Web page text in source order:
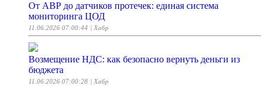
От АВР до датчиков протечек: единая система
мониторинга ЦОД
11.06.2026 07:00:44 | Хабр
Возмещение НДС: как безопасно вернуть деньги из
бюджета
11.06.2026 07:00:28 | Хабр